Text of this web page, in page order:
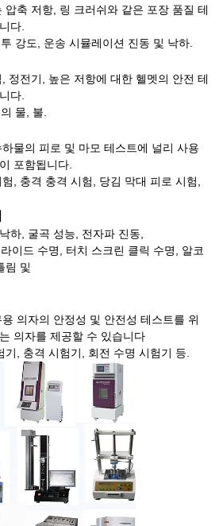
압축 저항, 링 크러쉬와 같은 포장 품질 테
다.
강도, 운송 시뮬레이션 진동 및 낙하.
정전기, 높은 저항에 대한 헬멧의 안전 테
다.
물, 불.
물의 피로 및 마모 테스트에 널리 사용
포함됩니다.
, 충격 충격 시험, 당김 막대 피로 시험,
하, 굴곡 성능, 전자파 진동,
이드 수명, 터치 스크린 클릭 수명, 알코
림 및
의자의 안정성 및 안전성 테스트를 위
의자를 제공할 수 있습니다
기, 충격 시험기, 회전 수명 시험기 등.